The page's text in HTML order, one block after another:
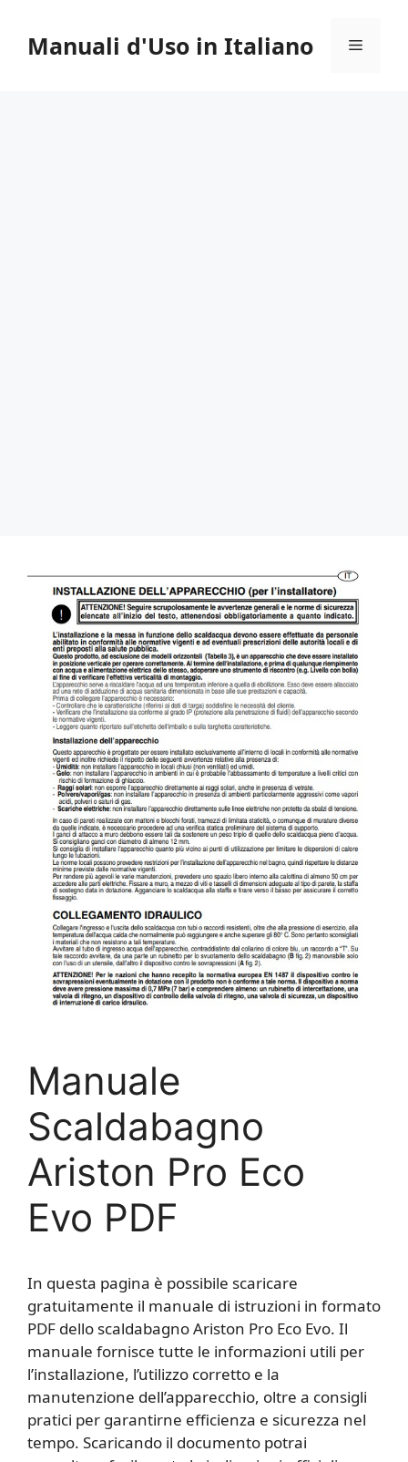
contenuto
Manuali d'Uso in Italiano Menu
Manuale
Scaldabagno
Ariston Pro Eco​
Evo PDF
In questa pagina è possibile scaricare
gratuitamente il manuale di istruzioni in formato
PDF dello scaldabagno Ariston Pro Eco Evo. Il
manuale fornisce tutte le informazioni utili per
l’installazione, l’utilizzo corretto e la
manutenzione dell’apparecchio, oltre a consigli
pratici per garantirne efficienza e sicurezza nel
tempo. Scaricando il documento potrai